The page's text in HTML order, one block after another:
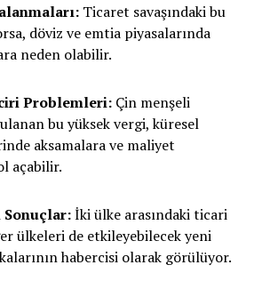
Ticaret savaşındaki bu
döviz ve emtia piyasalarında
neden olabilir.
Problemleri:Çin menşeli
bu yüksek vergi, küresel
aksamalara ve maliyet
açabilir.
Sonuçlar:İki ülke arasındaki ticari
ülkeleri de etkileyebilecek yeni
habercisi olarak görülüyor.